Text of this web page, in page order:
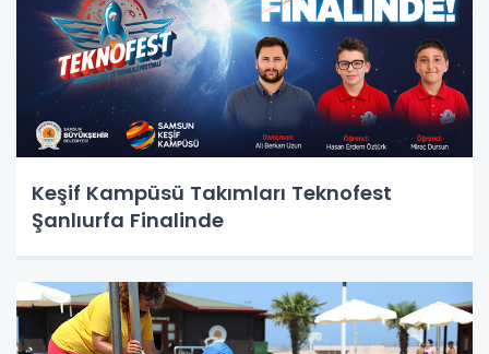
Keşif Kampüsü Takımları Teknofest
Şanlıurfa Finalinde